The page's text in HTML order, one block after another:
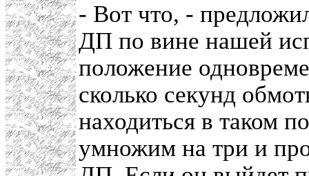
- Вот что, -
ДП по вине нашей
положение
сколько секунд
находиться в таком
умножим на три и